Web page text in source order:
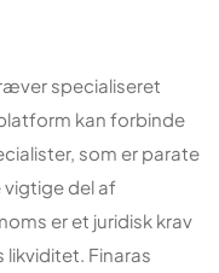
specialiseret
kan forbinde
som er parate
del af
er et juridisk krav
Finaras